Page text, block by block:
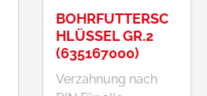
BOHRFUTTERSC
HLÜSSEL GR.2
(635167000)
Verzahnung nach